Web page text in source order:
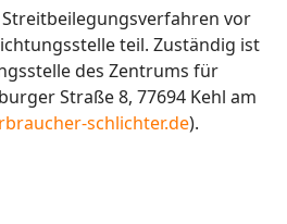
vor
teil. Zuständig ist
des Zentrums für
Straße 8, 77694 Kehl am
schlichter.de).